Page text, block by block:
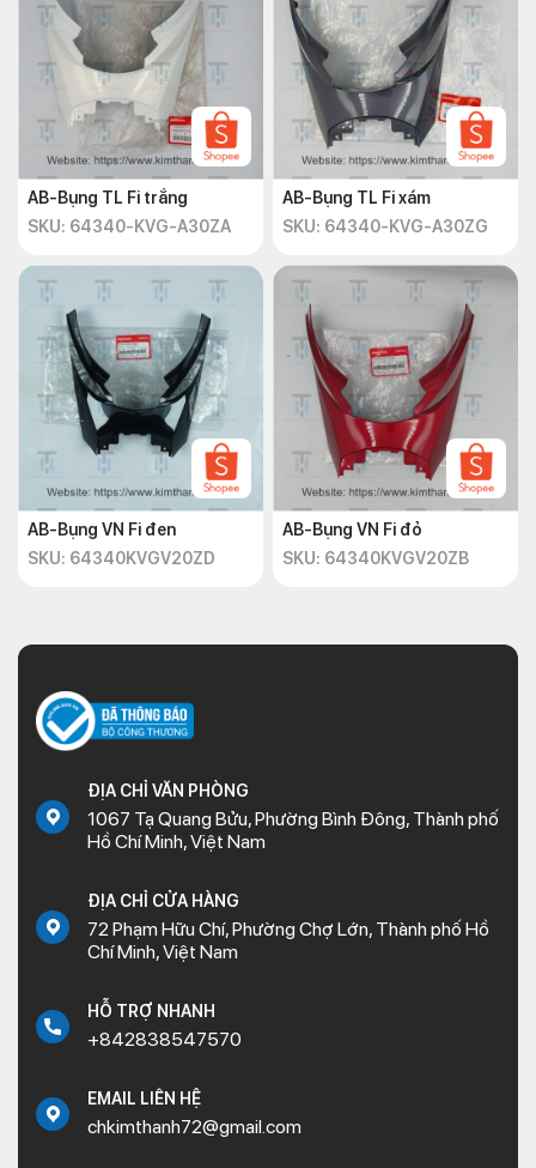
AB-Bụng TL Fi trắng
SKU: 64340-KVG-A30ZA
AB-Bụng TL Fi xám
SKU: 64340-KVG-A30ZG
AB-Bụng VN Fi đen
SKU: 64340KVGV20ZD
AB-Bụng VN Fi đỏ
SKU: 64340KVGV20ZB
ĐỊA CHỈ VĂN PHÒNG
1067 Tạ Quang Bửu, Phường Bình Đông, Thành phố
Hồ Chí Minh, Việt Nam
ĐỊA CHỈ CỬA HÀNG
72 Phạm Hữu Chí, Phường Chợ Lớn, Thành phố Hồ
Chí Minh, Việt Nam
HỖ TRỢ NHANH
+842838547570
EMAIL LIÊN HỆ
chkimthanh72@gmail.com